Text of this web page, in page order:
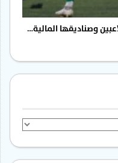
وصناديقها المالية…